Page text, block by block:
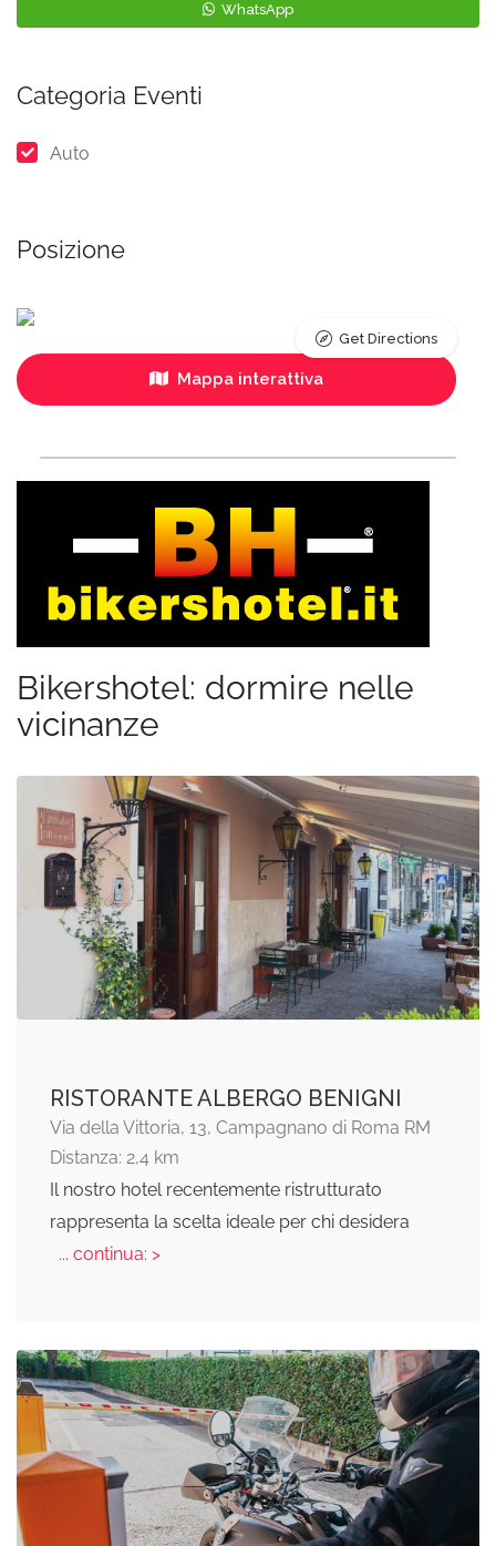
WhatsApp
Categoria Eventi
Auto
Posizione
Mappa interattiva
Get Directions
Bikershotel: dormire nelle
vicinanze
RISTORANTE ALBERGO BENIGNI
Via della Vittoria, 13, Campagnano di Roma RM
Distanza: 2,4 km
Il nostro hotel recentemente ristrutturato
rappresenta la scelta ideale per chi desidera
... continua: >